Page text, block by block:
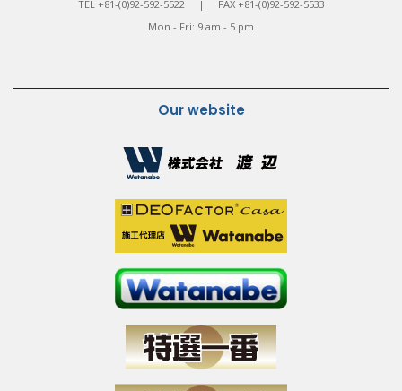
TEL +81-(0)92-592-5522 | FAX +81-(0)92-592-5533
Mon - Fri: 9 am - 5 pm
Our website